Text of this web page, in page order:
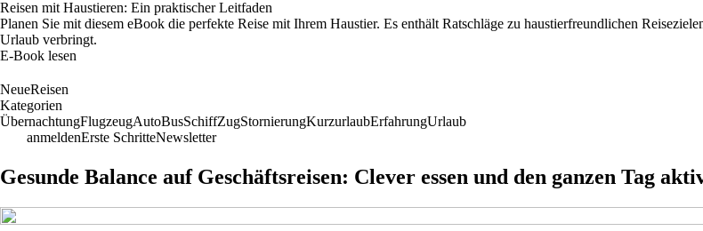
Reisen mit Haustieren: Ein praktischer Leitfaden
Planen Sie mit diesem eBook die perfekte Reise mit Ihrem Haustier. Es enthält Ratschläge zu haustierfreundlichen
Urlaub verbringt.
E-Book lesen
NeueReisen
Kategorien
ÜbernachtungFlugzeugAutoBusSchiffZugStornierungKurzurlaubErfahrungUrlaub
anmeldenErste SchritteNewsletter
Gesunde Balance auf Geschäftsreisen: Clever essen und den ganzen Tag